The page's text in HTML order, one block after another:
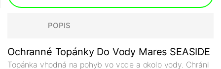
POPIS
Ochranné Topánky Do Vody Mares SEASIDE
Topánka vhodná na pohyb vo vode a okolo vody. Chráni